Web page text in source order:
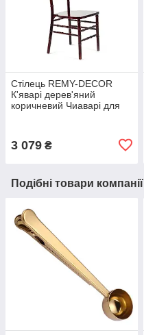
Стілець REMY-DECOR
К'яварі дерев'яний
коричневий Чиаварі для
3 079 ₴
Подібні товари компанії